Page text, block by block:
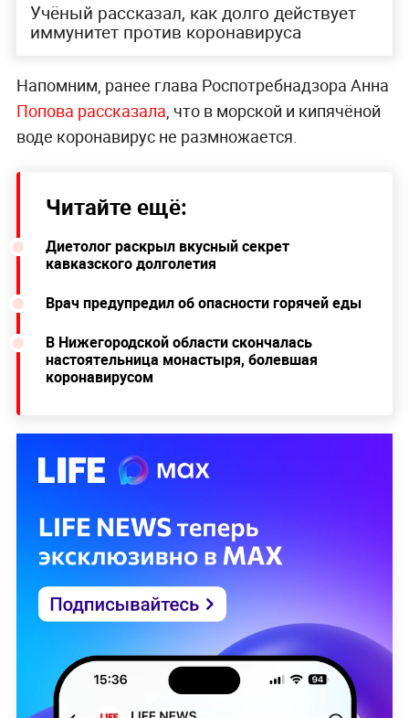
Учёный рассказал, как долго действует
иммунитет против коронавируса
Напомним, ранее глава Роспотребнадзора Анна
Попова рассказала, что в морской и кипячёной
воде коронавирус не размножается.
Читайте ещё:
Диетолог раскрыл вкусный секрет
кавказского долголетия
Врач предупредил об опасности горячей еды
В Нижегородской области скончалась
настоятельница монастыря, болевшая
коронавирусом